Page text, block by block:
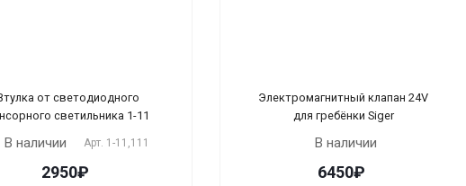
от светодиодного
светильника 1-11
В наличии Арт. 1-11,111
2950₽
Электромагнитный клапан 24V
для гребёнки Siger
В наличии
6450₽